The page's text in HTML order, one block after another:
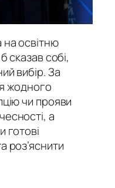
освітню
сказав собі,
вибір. За
жодного
чи прояви
а
готові
роз’яснити